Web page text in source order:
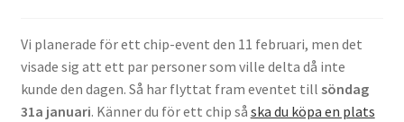
Instructions for the tDCS device
Integritetspolicy
Vi planerade för ett chip-event den 11 februari, men det
visade sig att ett par personer som ville delta då inte
kunde den dagen. Så har flyttat fram eventet till söndag
31a januari. Känner du för ett chip så ska du köpa en plats